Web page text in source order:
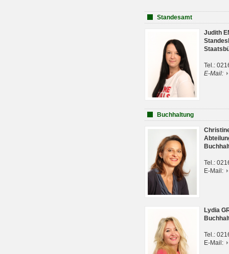
Standesamt
Judith
Tel.:
E-Mail:
Buchhaltung
Tel.:
E-Mail:
Lydia
Tel.:
E-Mail: